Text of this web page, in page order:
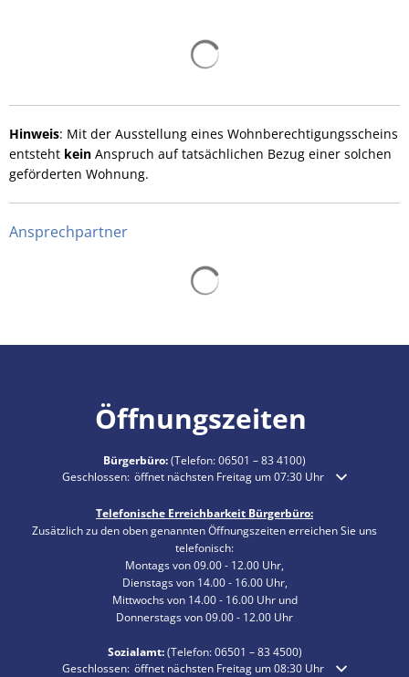
Hinweis: Mit der Ausstellung eines Wohnberechtigungsscheins
entsteht kein Anspruch auf tatsächlichen Bezug einer solchen
geförderten Wohnung.
Ansprechpartner
Öffnungszeiten
Bürgerbüro:(Telefon:06501 – 83 4100)
Klicken, um weitere Öffnungs- oder Schließzeiten auszublenden
Geschlossen: öffnet nächsten Freitag um 07:30 Uhr
Telefonische Erreichbarkeit Bürgerbüro:
Zusätzlich zu den oben genannten Öffnungszeiten erreichen Sie uns
telefonisch:
Montags von 09.00 - 12.00 Uhr,
Dienstags von 14.00 - 16.00 Uhr,
Mittwochs von 14.00 - 16.00 Uhr und
Donnerstags von 09.00 - 12.00 Uhr
Sozialamt:(Telefon:06501 – 834500)
Klicken, um weitere Öffnungs- oder Schließzeiten auszublenden
Geschlossen: öffnet nächsten Freitag um 08:30 Uhr